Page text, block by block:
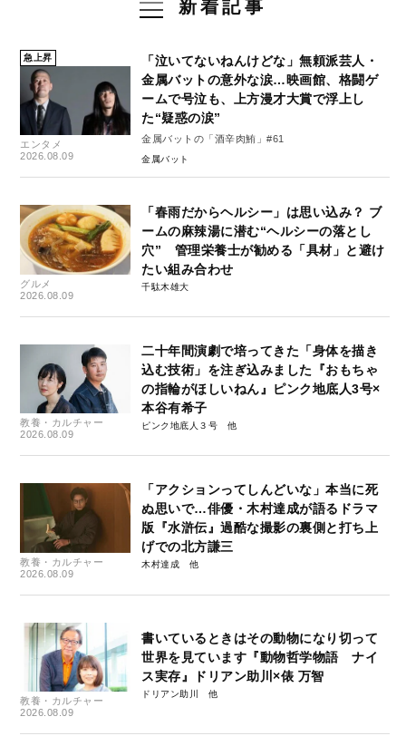
新着記事
急上昇
エンタメ
2026.08.09
「泣いてないねんけどな」無頼派芸人・
金属バットの意外な涙…映画館、格闘ゲ
ームで号泣も、上方漫才大賞で浮上し
た“疑惑の涙”
金属バットの「酒辛肉鮪」#61
金属バット
グルメ
2026.08.09
「春雨だからヘルシー」は思い込み？ ブ
ームの麻辣湯に潜む“ヘルシーの落とし
穴” 管理栄養士が勧める「具材」と避け
たい組み合わせ
千駄木雄大
教養・カルチャー
2026.08.09
二十年間演劇で培ってきた「身体を描き
込む技術」を注ぎ込みました『おもちゃ
の指輪がほしいねん』ピンク地底人3号×
本谷有希子
ピンク地底人３号
教養・カルチャー
2026.08.09
「アクションってしんどいな」本当に死
ぬ思いで…俳優・木村達成が語るドラマ
版『水滸伝』過酷な撮影の裏側と打ち上
げでの北方謙三
木村達成
教養・カルチャー
2026.08.09
書いているときはその動物になり切って
世界を見ています『動物哲学物語 ナイ
ス実存』ドリアン助川×俵 万智
ドリアン助川